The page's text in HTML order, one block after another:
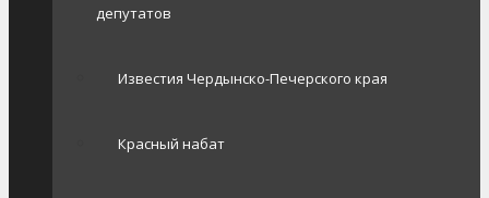
депутатов
Известия Чердынско-Печерского края
Красный набат